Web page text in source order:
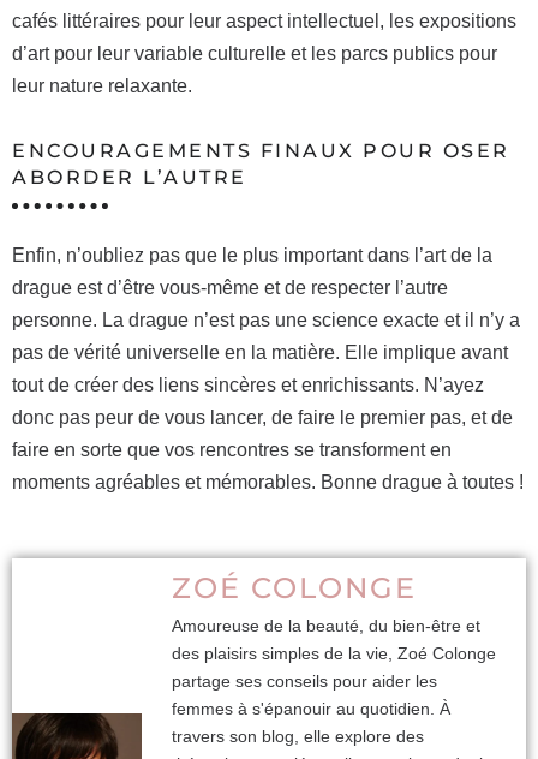
cafés littéraires pour leur aspect intellectuel, les expositions
d’art pour leur variable culturelle et les parcs publics pour
leur nature relaxante.
ENCOURAGEMENTS FINAUX POUR OSER
ABORDER L’AUTRE
Enfin, n’oubliez pas que le plus important dans l’art de la
drague est d’être vous-même et de respecter l’autre
personne. La drague n’est pas une science exacte et il n’y a
pas de vérité universelle en la matière. Elle implique avant
tout de créer des liens sincères et enrichissants. N’ayez
donc pas peur de vous lancer, de faire le premier pas, et de
faire en sorte que vos rencontres se transforment en
moments agréables et mémorables. Bonne drague à toutes !
ZOÉ COLONGE
Amoureuse de la beauté, du bien-être et
des plaisirs simples de la vie, Zoé Colonge
partage ses conseils pour aider les
femmes à s'épanouir au quotidien. À
travers son blog, elle explore des